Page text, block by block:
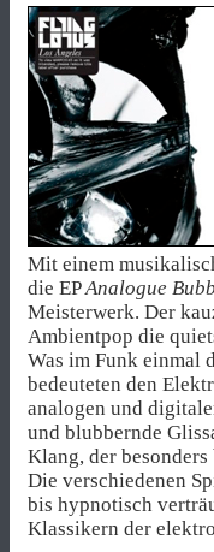
Mit einem
die EPAnalogue
Meisterwerk. Der
Ambientpop die
Was im Funk einmal
bedeuteten den
analogen und
und blubbernde
Klang, der
Die verschiedenen
bis hypnotisch
Klassikern der